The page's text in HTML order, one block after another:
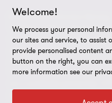
Varsel
Informasjonskapsler
© 2026 Grant Thornton Norway
Thornton” refers to the brand
member firms provide
clients and/or refers to one or
requires. Grant Thornton
Thornton International Ltd
Welcome!
We process your personal
our sites and service, to
provide personalised content
button on the right, you can
more information see our